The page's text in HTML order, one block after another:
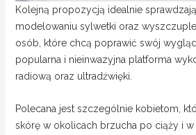
Kolejną propozycją idealnie
modelowaniu sylwetki oraz
osób, które chcą poprawić swój
popularna i nieinwazyjna platforma
radiową oraz ultradźwięki.
Polecana jest szczególnie kobietom,
skórę w okolicach brzucha po ciąży i w